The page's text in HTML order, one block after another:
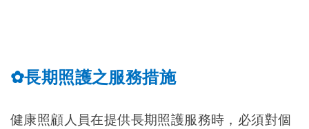
✿長期照護之服務措施
健康照顧人員在提供長期照護服務時，必須對個